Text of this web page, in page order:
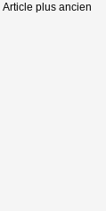
Article plus ancien